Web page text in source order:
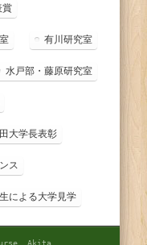
賞
有川研究室
水戸部・藤原研究室
大学長表彰
ス
による大学見学
Akita